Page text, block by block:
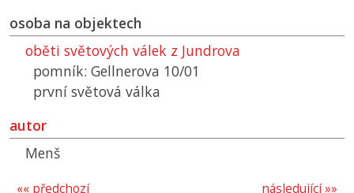
osoba na objektech
oběti světových válek z Jundrova
pomník: Gellnerova 10/01
první světová válka
autor
Menš
následující »»
«« předchozí